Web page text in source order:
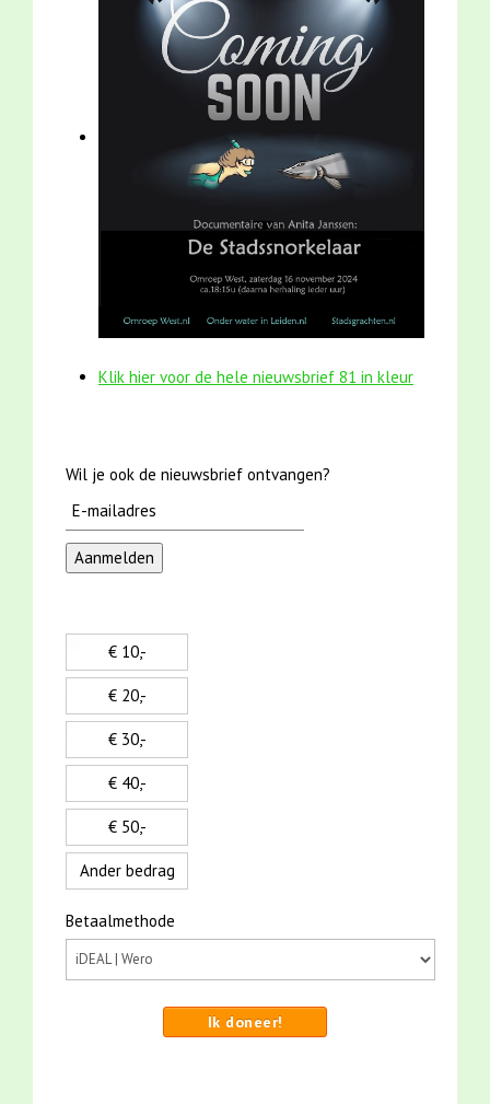
Klik hier voor de hele nieuwsbrief 81 in kleur
Wil je ook de nieuwsbrief ontvangen?
€ 10,-
€ 20,-
€ 30,-
€ 40,-
€ 50,-
Ander bedrag
Betaalmethode
Ik doneer!